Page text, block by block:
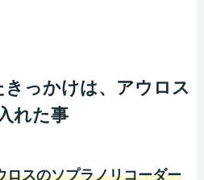
っかけは、アウロス
れた事
ロスのソプラノリコーダー